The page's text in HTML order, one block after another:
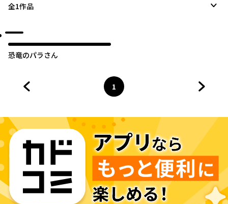
全1作品
恐竜のパラさん
ページ
1
へ